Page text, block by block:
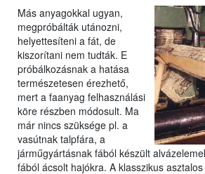
Más anyagokkal ugyan,
megpróbálták utánozni,
helyettesíteni a fát, de
kiszorítani nem tudták. E
próbálkozásnak a hatása
természetesen érezhető,
mert a faanyag felhasználási
köre részben módosult. Ma
már nincs szüksége pl. a
vasútnak talpfára, a
járműgyártásnak fából készült
fából ácsolt hajókra. A klasszikus